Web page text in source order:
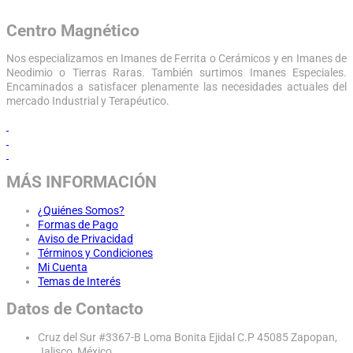
Centro Magnético
Nos especializamos en Imanes de Ferrita o Cerámicos y en Imanes de
Neodimio o Tierras Raras. También surtimos Imanes Especiales.
Encaminados a satisfacer plenamente las necesidades actuales del
mercado Industrial y Terapéutico.
MÁS INFORMACIÓN
¿Quiénes Somos?
Formas de Pago
Aviso de Privacidad
Términos y Condiciones
Mi Cuenta
Temas de Interés
Datos de Contacto
Cruz del Sur #3367-B Loma Bonita Ejidal C.P 45085 Zapopan,